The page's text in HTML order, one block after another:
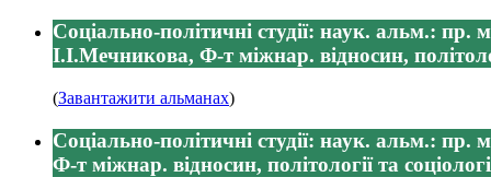
Соціально-політичні студії: наук. альм.: пр.
І.І.Мечникова, Ф-т міжнар. відносин,
(Завантажити альманах)
Соціально-політичні студії: наук. альм.:
Ф-т міжнар. відносин, політології та